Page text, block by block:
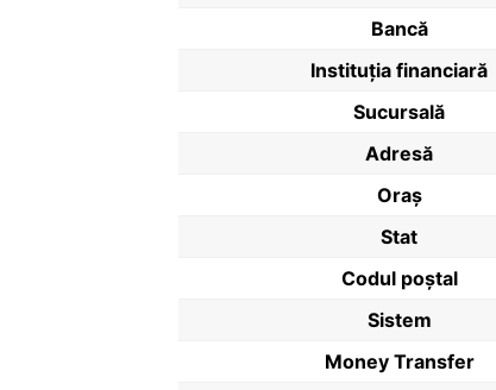
Bancă
Instituția financiară
Sucursală
Adresă
Oraș
Stat
Codul poştal
Sistem
Money Transfer